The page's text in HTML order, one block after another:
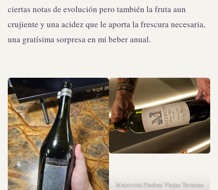
ciertas notas de evolución pero también la fruta aun
crujiente y una acidez que le aporta la frescura necesaria,
una gratísima sorpresa en mi beber anual.
Matervini Piedras Viejas Terrazas